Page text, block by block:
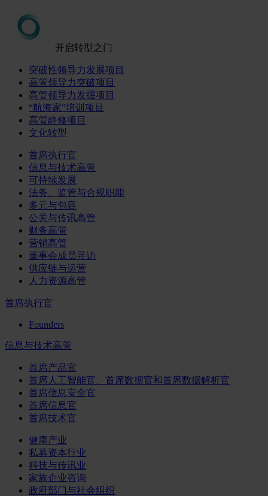
开启转型之门
突破性领导力发展项目
高管领导力突破项目
高管领导力发掘项目
“航海家”培训项目
高管静修项目
文化转型
首席执行官
信息与技术高管
可持续发展
法务、监管与合规职能
多元与包容
公关与传讯高管
财务高管
营销高管
董事会成员寻访
供应链与运营
人力资源高管
首席执行官
Founders
信息与技术高管
首席产品官
首席人工智能官、首席数据官和首席数据解析官
首席信息安全官
首席信息官
首席技术官
健康产业
私募资本行业
科技与传讯业
家族企业咨询
政府部门与社会组织